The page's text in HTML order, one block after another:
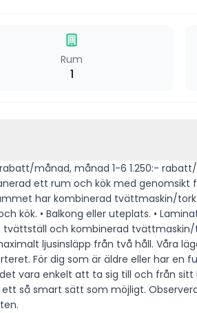
Rum
1
tvättmaskin/torktumlare. • Ljusa och
kök. • Balkong eller uteplats. •
Våra lägenheter passar olika typer av
sig till och från sitt hem. Lägenheterna är
att bilderna i annonsen är